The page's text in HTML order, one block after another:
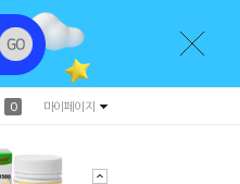
0 마이페이지